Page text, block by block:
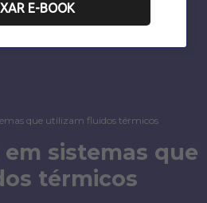
E-BOOK
que utilizam fluidos térmicos
sistemas que
térmicos